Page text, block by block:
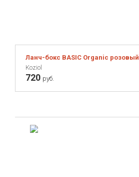
Ланч-бокс BASIC Organic розовый
Koziol
720 руб.